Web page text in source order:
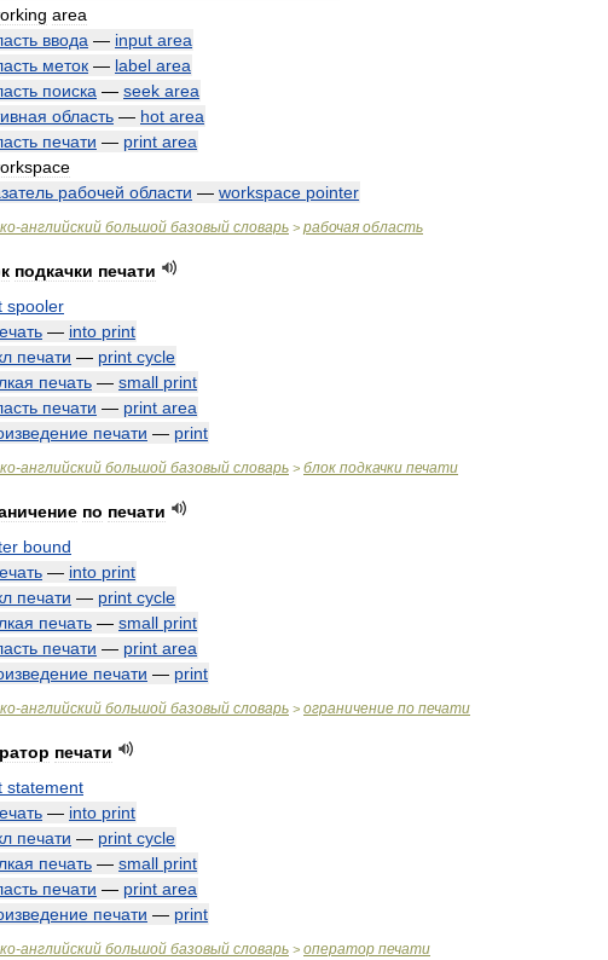
area
ввода — input area
меток — label area
поиска — seek area
область — hot area
печати — print area
рабочей области — workspace pointer
-английский большой базовый словарь > рабочая область
подкачки печати
spooler
— into print
печати — print cycle
печать — small print
печати — print area
печати — print
-английский большой базовый словарь > блок подкачки печати
по печати
bound
— into print
печати — print cycle
печать — small print
печати — print area
печати — print
-английский большой базовый словарь > ограничение по печати
печати
statement
— into print
печати — print cycle
печать — small print
печати — print area
печати — print
-английский большой базовый словарь > оператор печати